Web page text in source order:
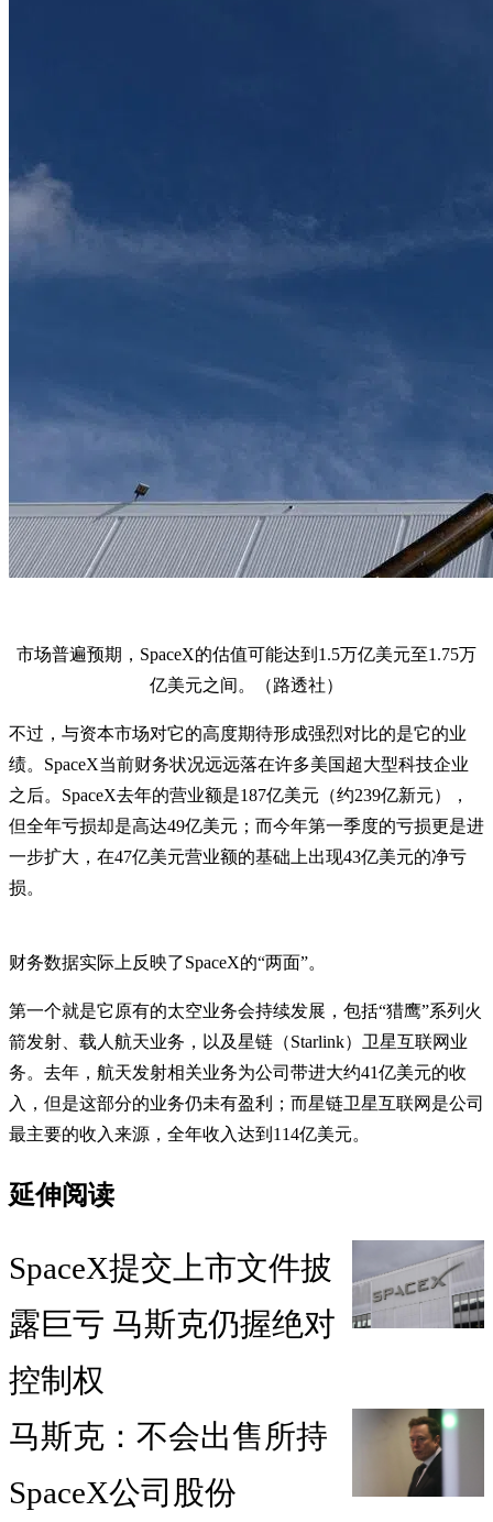
市场普遍预期，SpaceX的估值可能达到1.5万亿美元至1.75万
亿美元之间。（路透社）
不过，与资本市场对它的高度期待形成强烈对比的是它的业
绩。SpaceX当前财务状况远远落在许多美国超大型科技企业
之后。SpaceX去年的营业额是187亿美元（约239亿新元），
但全年亏损却是高达49亿美元；而今年第一季度的亏损更是进
一步扩大，在47亿美元营业额的基础上出现43亿美元的净亏
损。
财务数据实际上反映了SpaceX的“两面”。
第一个就是它原有的太空业务会持续发展，包括“猎鹰”系列火
箭发射、载人航天业务，以及星链（Starlink）卫星互联网业
务。去年，航天发射相关业务为公司带进大约41亿美元的收
入，但是这部分的业务仍未有盈利；而星链卫星互联网是公司
最主要的收入来源，全年收入达到114亿美元。
延伸阅读
SpaceX提交上市文件披
露巨亏 马斯克仍握绝对
控制权
马斯克：不会出售所持
SpaceX公司股份